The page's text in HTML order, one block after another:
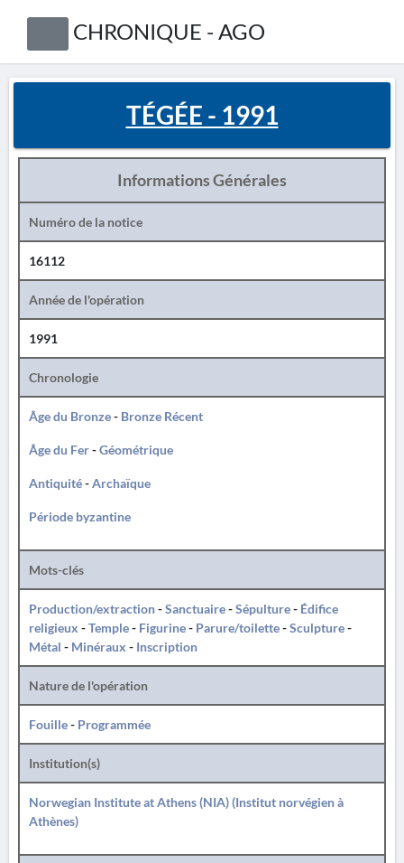
CHRONIQUE - AGO
TÉGÉE - 1991
Informations Générales
Numéro de la notice
16112
Année de l'opération
1991
Chronologie
Âge du Bronze- Bronze Récent
Âge du Fer-Géométrique
Antiquité-Archaïque
Période byzantine
Mots-clés
Production/extraction-Sanctuaire-Sépulture- Édifice
religieux -Temple- Figurine- Parure/toilette-Sculpture-
Métal - Minéraux - Inscription
Nature de l'opération
Fouille- Programmée
Institution(s)
Norwegian Institute at Athens (NIA) (Institut norvégien à
Athènes)